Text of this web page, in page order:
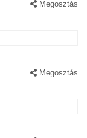
Megosztás
Megosztás